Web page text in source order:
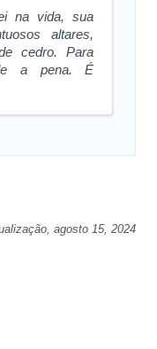
na vida, sua
altares,
cedro. Para
a pena. É
agosto 15, 2024